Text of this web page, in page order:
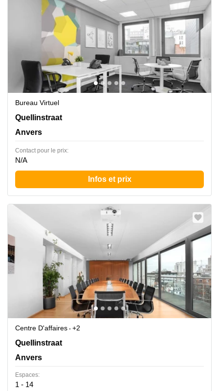
Bureau Virtuel
Quellinstraat 49, Anvers
Quellinstraat
Anvers
Contact pour le prix:
N/A
Infos et prix
Centre D'affaires
+2
Quellinstraat 49, Anvers
Quellinstraat
Anvers
Espaces:
1 - 14